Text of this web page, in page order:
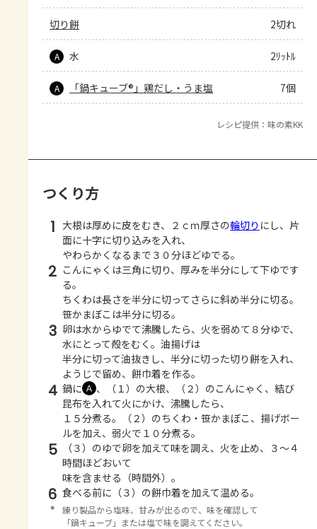
切り餅 2切れ
A 水 2ﾘｯﾄﾙ
A 「鍋キューブ®」鶏だし・うま塩 7個
レシピ提供：味の素KK
つくり方
1 大根は厚めに皮をむき、２ｃｍ厚さの輪切り にし、片
面に十字に切り込みを入れ、
やわらかくなるまで３０分ほどゆでる。
2 こんにゃくは三角に切り、厚みを半分にして下ゆです
る。
ちくわは長さを半分に切ってさらに斜め半分に切る。
笹かまぼこは半分に切る。
3 卵は水からゆでて沸騰したら、火を弱めて８分ゆで、
水にとって殻をむく。油揚げは
半分に切って油抜きし、半分に切った切り餅を入れ、
ようじで留め、餅巾着を作る。
4 鍋に Ａ 、（１）の大根、（２）のこんにゃく、結び
昆布を入れて火にかけ、沸騰したら、
１５分煮る。（２）のちくわ・笹かまぼこ、揚げボー
ルを加え、弱火で１０分煮る。
5
（３）のゆで卵を加えて味を調え、火を止め、３～４
時間ほどおいて
味を含ませる（時間外）。
6 食べる前に（３）の餅巾着を加えて温める。
＊
練り製品から塩味、甘みが出るので、味を確認して
「鍋キューブ」または塩で味を調えてください。